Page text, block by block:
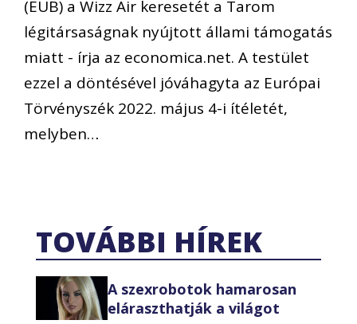
(EUB) a Wizz Air keresetét a Tarom
légitársaságnak nyújtott állami támogatás
miatt - írja az economica.net. A testület
ezzel a döntésével jóváhagyta az Európai
Törvényszék 2022. május 4-i ítéletét,
melyben…
TOVÁBBI HÍREK
A szexrobotok hamarosan
eláraszthatják a világot